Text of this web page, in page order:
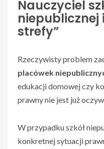
Nauczyciel
niepublicznej
strefy”
Rzeczywisty problem
placówek
edukacji domowej czy
prawny nie jest już
W przypadku szkół
konkretnej sytuacji